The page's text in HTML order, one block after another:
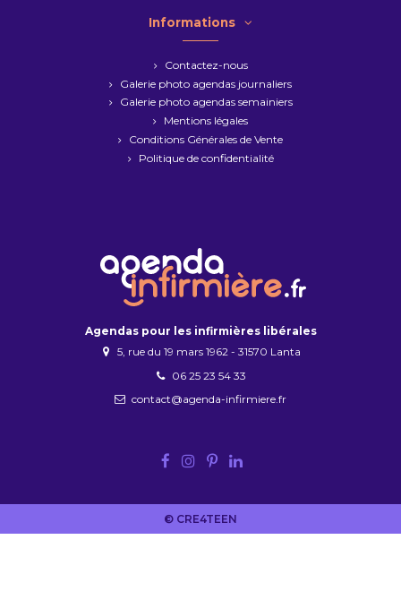
Informations
Contactez-nous
Galerie photo agendas journaliers
Galerie photo agendas semainiers
Mentions légales
Conditions Générales de Vente
Politique de confidentialité
Agendas pour les infirmières libérales
5, rue du 19 mars 1962 - 31570 Lanta
06 25 23 54 33
contact@agenda-infirmiere.fr
© CRE4TEEN